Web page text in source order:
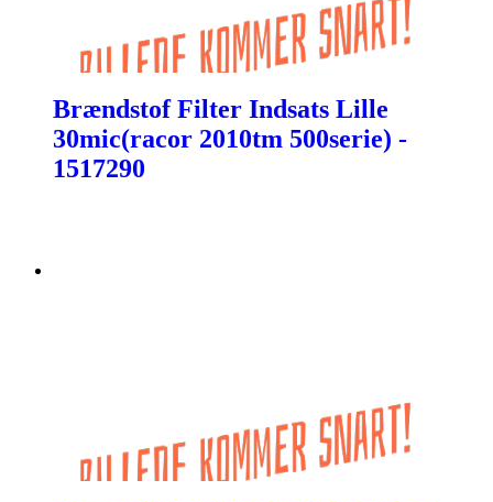
Brændstof Filter Indsats Lille
30mic(racor 2010tm 500serie) -
1517290